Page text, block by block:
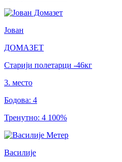
Јован
ДОМАЗЕТ
Старији полетарци -46кг
3. место
Бодова: 4
Тренутно: 4 100%
Василије